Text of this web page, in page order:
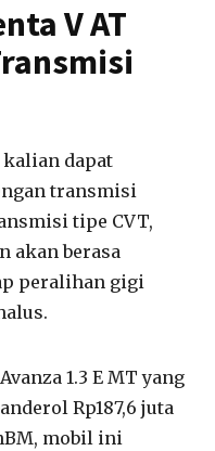
V AT
kalian dapat
transmisi
tipe CVT,
akan berasa
peralihan gigi
1.3 E MT yang
Rp187,6 juta
mobil ini